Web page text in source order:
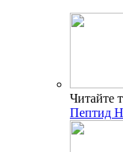
Читайте
Пептид